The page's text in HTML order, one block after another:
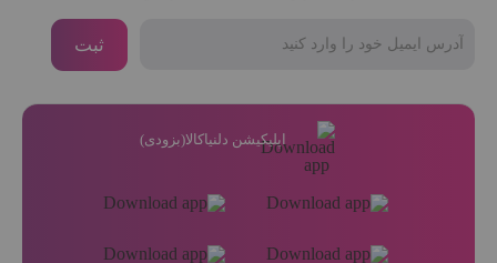
ثبت
اپلیکیشن دلنیاکالا(بزودی)